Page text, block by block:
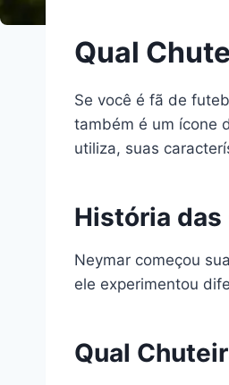
Qual
Se você é fã de
também é um ícone
utiliza, suas
História
Neymar começou
ele experimentou
Qual